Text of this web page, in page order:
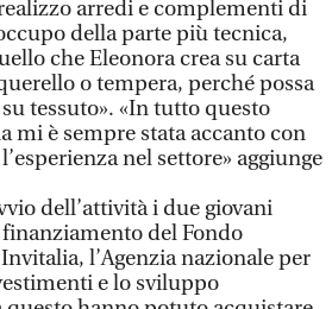
arredi e complementi di
della parte più tecnica,
che Eleonora crea su carta
o tempera, perché possa
tessuto». «In tutto questo
mi è sempre stata accanto con
nel settore» aggiunge
dell’attività i due giovani
del Fondo
l’Agenzia nazionale per
e lo sviluppo